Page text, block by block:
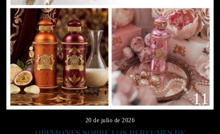
11
20 de julio de 2026